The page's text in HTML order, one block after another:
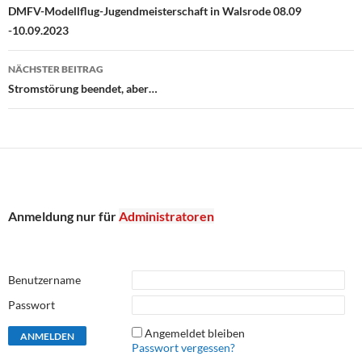
DMFV-Modellflug-Jugendmeisterschaft in Walsrode 08.09
-10.09.2023
NÄCHSTER BEITRAG
Stromstörung beendet, aber…
Anmeldung nur fürAdministratoren
Benutzername
Passwort
Angemeldet bleiben
Passwort vergessen?